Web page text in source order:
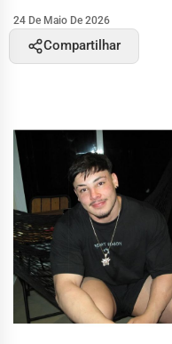
24 De Maio De 2026
Compartilhar